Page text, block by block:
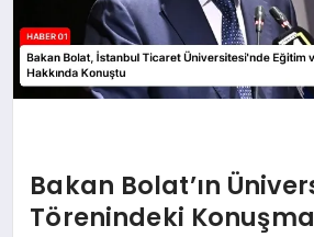
Bakan Bolat’ın
Törenindeki